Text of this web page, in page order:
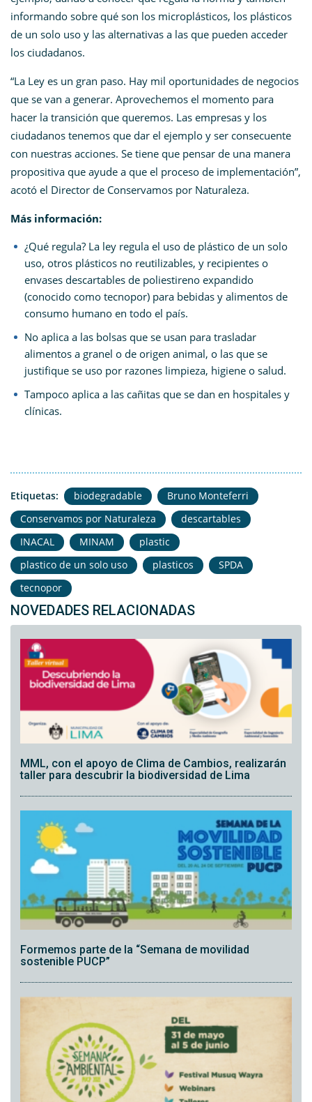
informando sobre qué son los microplásticos, los plásticos
de un solo uso y las alternativas a las que pueden acceder
los ciudadanos.
“La Ley es un gran paso. Hay mil oportunidades de negocios
que se van a generar. Aprovechemos el momento para
hacer la transición que queremos. Las empresas y los
ciudadanos tenemos que dar el ejemplo y ser consecuente
con nuestras acciones. Se tiene que pensar de una manera
propositiva que ayude a que el proceso de implementación”,
acotó el Director de Conservamos por Naturaleza.
Más información:
¿Qué regula? La ley regula el uso de plástico de un solo
uso, otros plásticos no reutilizables, y recipientes o
envases descartables de poliestireno expandido
(conocido como tecnopor) para bebidas y alimentos de
consumo humano en todo el país.
No aplica a las bolsas que se usan para trasladar
alimentos a granel o de origen animal, o las que se
justifique se uso por razones limpieza, higiene o salud.
Tampoco aplica a las cañitas que se dan en hospitales y
clínicas.
Etiquetas: biodegradable
Bruno Monteferri
Conservamos por Naturaleza
descartables
INACAL
MINAM
plastic
plastico de un solo uso
plasticos
SPDA
tecnopor
NOVEDADES RELACIONADAS
MML, con el apoyo de Clima de Cambios, realizarán
taller para descubrir la biodiversidad de Lima
Formemos parte de la “Semana de movilidad
sostenible PUCP”